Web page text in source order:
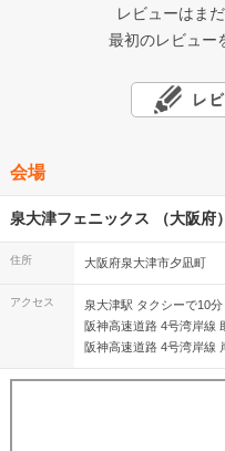
レビューはま
最初のレビュー
会場
泉大津フェニックス （大阪府）
住所 大阪府泉大津市夕凪町
アクセス
泉大津駅 タクシーで10分
阪神高速道路 4号湾岸線
阪神高速道路 4号湾岸線